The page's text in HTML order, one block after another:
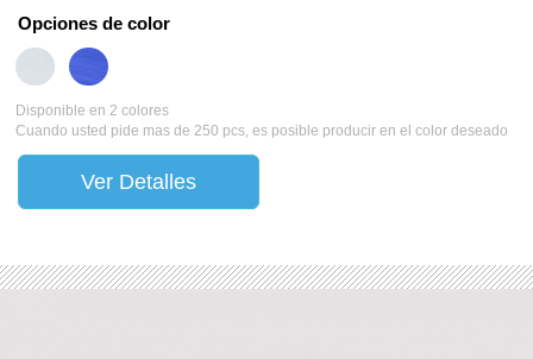
Opciones de color
Disponible en 2 colores
Cuando usted pide mas de 250 pcs, es posible producir en el color deseado
Ver Detalles